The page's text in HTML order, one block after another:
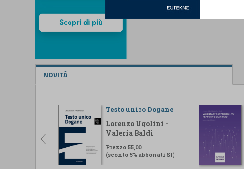
NOVITÁ
Testo unico Dogane
Lorenzo Ugolini -
Valeria Baldi
Prezzo 55,00
(sconto 5% abbonati SI)